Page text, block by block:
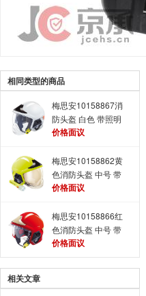
相同类型的商品
梅思安10158867消
防头盔 白色 带照明
模组
价格面议
梅思安10158862黄
色消防头盔 中号 带
电筒支架
价格面议
梅思安10158866红
色消防头盔 中号 带
照明和支架
价格面议
相关文章